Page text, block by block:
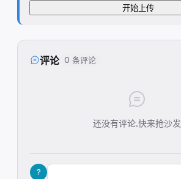
开始上传
评论 0 条评论
还没有评论,快来抢沙发
?